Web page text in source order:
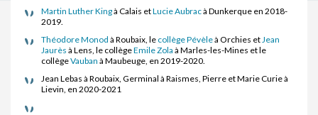
Martin Luther Kingà Calais etLucie Aubracà Dunkerque en 2018-
2019.
Théodore Monod à Roubaix, le collège Pévèleà Orchies etJean
Jaurès à Lens, le collègeEmile Zola à Marles-les-Mines et le
collègeVauban à Maubeuge, en 2019-2020.
Jean Lebas à Roubaix, Germinal à Raismes, Pierre et Marie Curie à
Lievin, en 2020-2021